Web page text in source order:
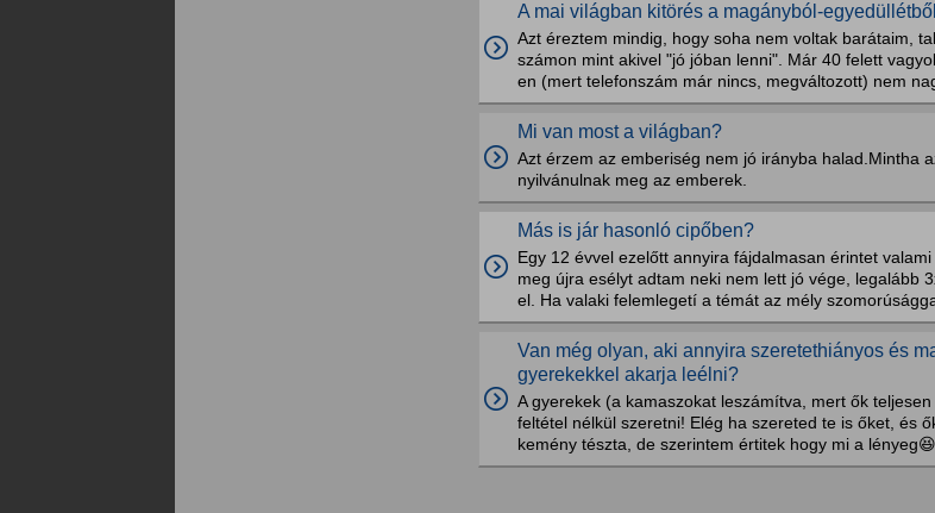
A mai világban kitörés a magányból-
Azt éreztem mindig, hogy soha nem voltak barátaim,
számon mint akivel "jó jóban lenni". Már 40 felett
en (mert telefonszám már nincs, megváltozott) nem
Mi van most a világban?
Azt érzem az emberiség nem jó irányba halad.Mintha
nyilvánulnak meg az emberek.
Más is jár hasonló cipőben?
Egy 12 évvel ezelőtt annyira fájdalmasan érintet
meg újra esélyt adtam neki nem lett jó vége, legalább
el. Ha valaki felemlegetí a témát az mély
Van még olyan, aki annyira szeretethiányos és
gyerekekkel akarja leélni?
A gyerekek (a kamaszokat leszámítva, mert ők
feltétel nélkül szeretni! Elég ha szereted te is őket, és
kemény tészta, de szerintem értitek hogy mi a